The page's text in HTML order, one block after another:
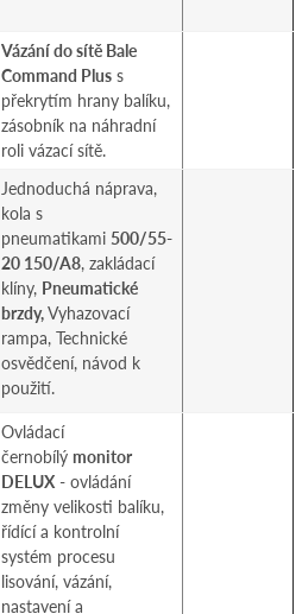
Vázání do sítě Bale
Command Plus s
překrytím hrany balíku,
zásobník na náhradní
roli vázací sítě.
Jednoduchá náprava,
kola s
pneumatikami 500/55-
20 150/A8, zakládací
klíny, Pneumatické
brzdy,Vyhazovací
rampa, Technické
osvědčení, návod k
použití.
Ovládací
černobílý monitor
DELUX - ovládání
změny velikosti balíku,
řídící a kontrolní
systém procesu
lisování, vázání,
nastavení a